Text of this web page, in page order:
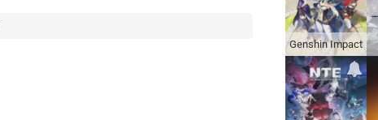
Genshin Impact